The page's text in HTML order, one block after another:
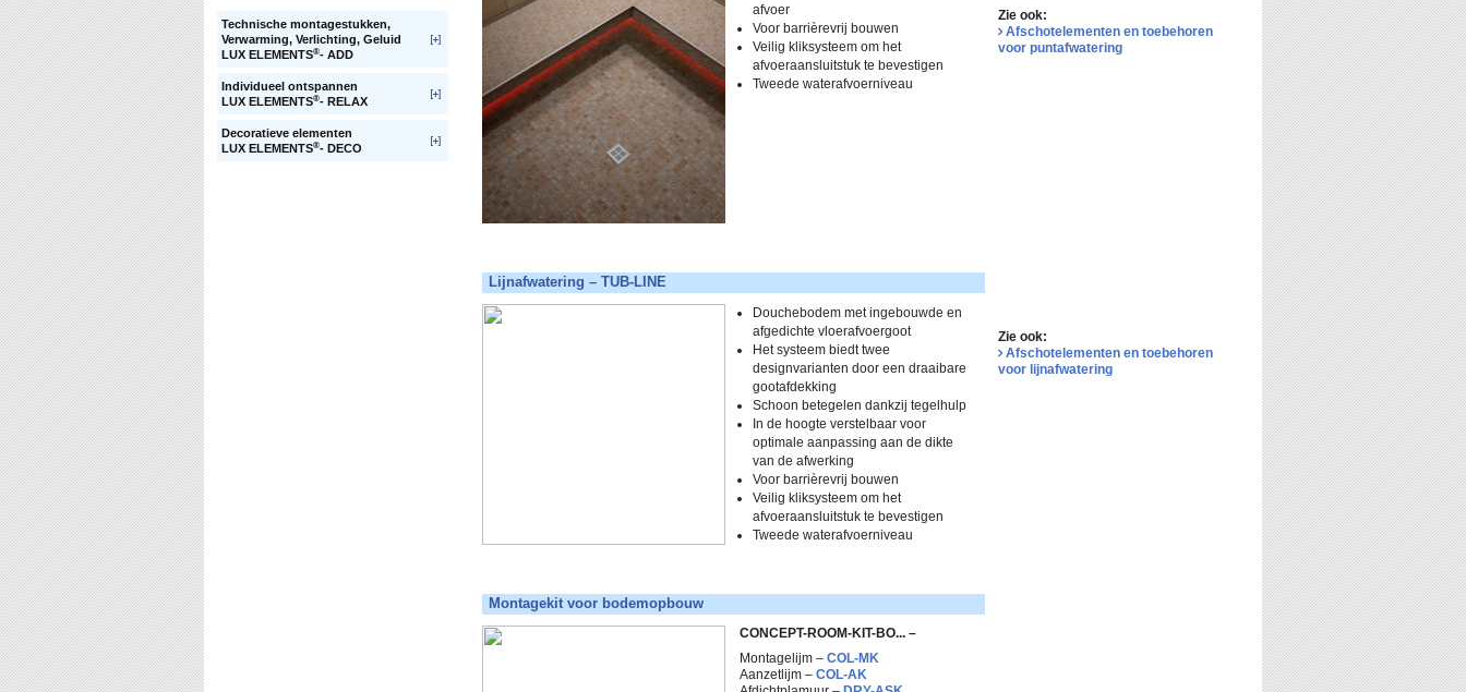
Technische montagestukken,
Verwarming, Verlichting, Geluid
LUX ELEMENTS®- ADD
Individueel ontspannen
LUX ELEMENTS®- RELAX
Decoratieve elementen
LUX ELEMENTS®- DECO
afvoer
Voor barrièrevrij bouwen
Veilig kliksysteem om het
afvoeraansluitstuk te bevestigen
Tweede waterafvoerniveau
Zie ook:
Afschotelementen en toebehoren
voor puntafwatering
Lijnafwatering – TUB-LINE
Douchebodem met ingebouwde en
afgedichte vloerafvoergoot
Het systeem biedt twee
designvarianten door een draaibare
gootafdekking
Schoon betegelen dankzij tegelhulp
In de hoogte verstelbaar voor
optimale aanpassing aan de dikte
van de afwerking
Voor barrièrevrij bouwen
Veilig kliksysteem om het
afvoeraansluitstuk te bevestigen
Tweede waterafvoerniveau
Zie ook:
Afschotelementen en toebehoren
voor lijnafwatering
Montagekit voor bodemopbouw
CONCEPT-ROOM-KIT-BO... –
Montagelijm – COL-MK
Aanzetlijm – COL-AK